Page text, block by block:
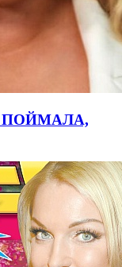
ПОЙМАЛА,